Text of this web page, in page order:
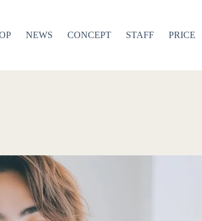
NEWS CONCEPT STAFF PRICE